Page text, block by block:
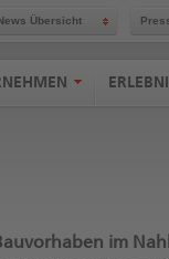
Übersicht
im